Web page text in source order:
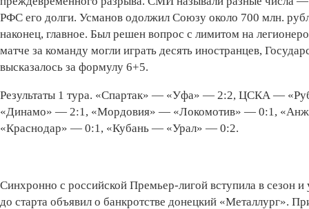
РФС его долги. Усманов одолжил Союзу около 700 млн.
наконец, главное. Был решен вопрос с лимитом на
матче за команду могли играть десять иностранцев,
высказалось за формулу 6+5.
Результаты 1 тура. «Спартак» — «Уфа» — 2:2, ЦСКА —
«Динамо» — 2:1, «Мордовия» — «Локомотив» — 0:1,
«Краснодар» — 0:1, «Кубань — «Урал» — 0:2.
Синхронно с российской Премьер-лигой вступила в сезон
до старта объявил о банкротстве донецкий «Металлург».